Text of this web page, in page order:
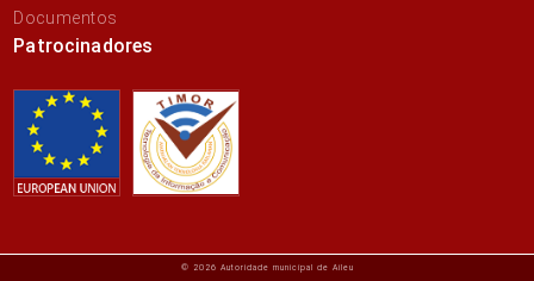
Documentos
Patrocinadores
© 2026 Autoridade municípal de Aileu